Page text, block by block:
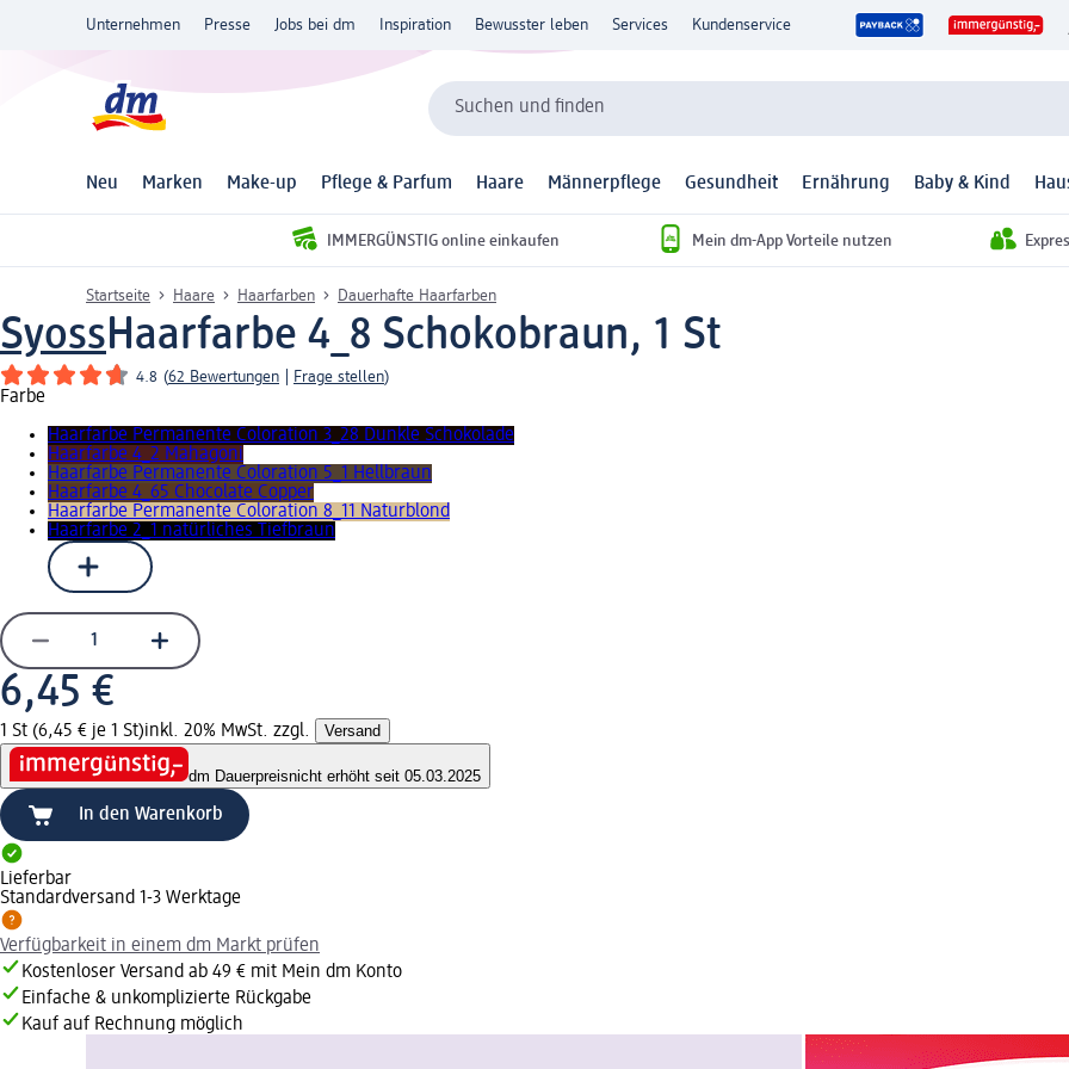
Unternehmen Presse Jobs bei dm Inspiration Bewusster leben Services Kundenservice
Suchen und finden
Neu Marken Make-up Pflege & Parfum Haare Männerpflege Gesundheit Ernährung Baby & Kind
IMMERGÜNSTIG online einkaufen Mein dm-App Vorteile nutzen
Startseite Haare Haarfarben Dauerhafte Haarfarben
SyossHaarfarbe 4_8 Schokobraun, 1 St
4.8 (62 Bewertungen Frage stellen)
Farbe
Haarfarbe Permanente Coloration 3_28 Dunkle Schokolade
Haarfarbe 4_2 Mahagoni
Haarfarbe Permanente Coloration 5_1 Hellbraun
Haarfarbe 4_65 Chocolate Copper
Haarfarbe Permanente Coloration 8_11 Naturblond
Haarfarbe 2_1 natürliches Tiefbraun
6,45 €
1 St (6,45 € je 1 St)inkl. 20% MwSt. zzgl. Versand
dm Dauerpreisnicht erhöht seit 05.03.2025
In den Warenkorb
Lieferbar
Standardversand 1-3 Werktage
Verfügbarkeit in einem dm Markt prüfen
Kostenloser Versand ab 49 € mit Mein dm Konto
Einfache & unkomplizierte Rückgabe
Kauf auf Rechnung möglich